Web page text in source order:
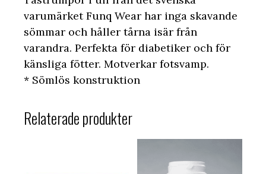
varumärket Funq Wear har inga skavande
sömmar och håller tårna isär från
varandra. Perfekta för diabetiker och för
känsliga fötter. Motverkar fotsvamp.
* Sömlös konstruktion
Relaterade produkter